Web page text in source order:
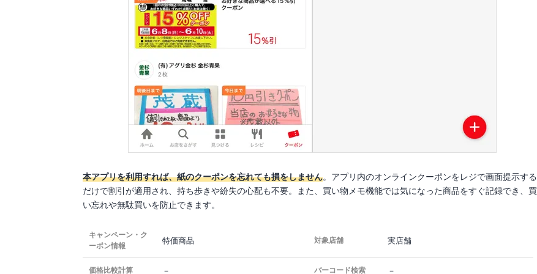
本アプリを利用すれば、紙のクーポンを忘れても損をしません。アプリ内のオンラインクーポンをレジで画面提示する
だけで割引が適用され、持ち歩きや紛失の心配も不要。また、買い物メモ機能では気になった商品をすぐ記録でき、買
い忘れや無駄買いを防止できます。
キャンペーン・ク
ーポン情報
特価商品 対象店舗 実店舗
価格比較計算 － バーコード検索 －